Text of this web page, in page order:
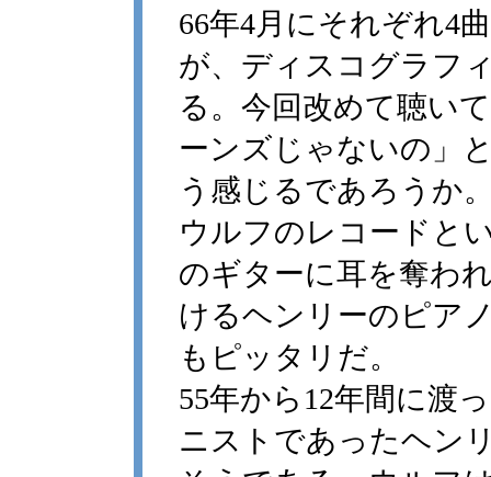
66年4月にそれぞれ4
が、ディスコグラフ
る。今回改めて聴い
ーンズじゃないの」
う感じるであろうか
ウルフのレコードと
のギターに耳を奪わ
けるヘンリーのピア
もピッタリだ。
55年から12年間に渡
ニストであったヘン